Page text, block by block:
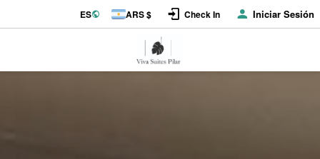
ES ARS $ Check In Iniciar Sesión